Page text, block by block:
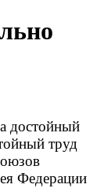
достойный
труд
Федерации